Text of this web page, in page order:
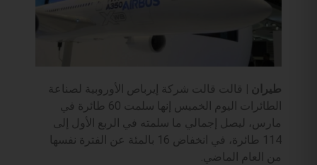
طيران |
قالت قالت شركة إيرباص الأوروبية لصناعة
الطائرات اليوم الخميس إنها سلمت 60 ⁠طائرة في
مارس، ليصل إجمالي ما ⁠سلمته في الربع الأول إلى
114 طائرة، ‌في انخفاض ​16 بالمئة عن الفترة نفسها
من ‌العام ​الماضي.